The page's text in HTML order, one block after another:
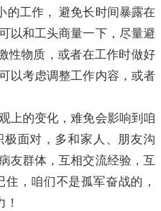
的工作， 避免长时间暴露在
以和工头商量一下，尽量避
性物质，或者在工作时做好
以考虑调整工作内容，或者
上的变化，难免会影响到咱
面对，多和家人、朋友沟
友群体，互相交流经验，互
，咱们不是孤军奋战的，